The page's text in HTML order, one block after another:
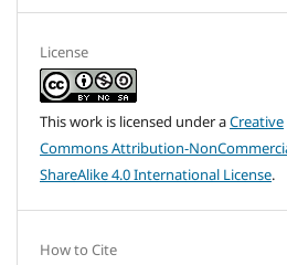
License
This work is licensed under aCreative
Commons Attribution-
ShareAlike 4.0 International License.
How to Cite